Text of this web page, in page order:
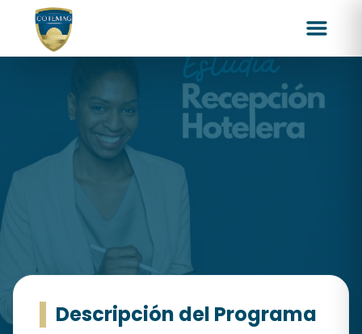
Descripción del Programa